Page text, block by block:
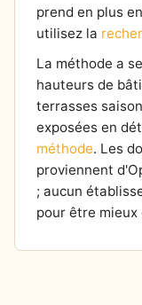
prend en plus
utilisez la
La méthode a
hauteurs de
terrasses
exposées en
méthode. Les
proviennent
; aucun
pour être mieux